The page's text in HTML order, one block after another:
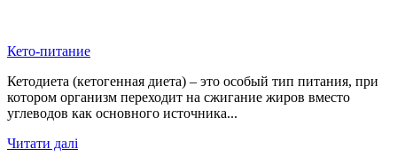
Кето-питание
Кетодиета (кетогенная диета) – это особый тип питания, при
котором организм переходит на сжигание жиров вместо
углеводов как основного источника...
Читати далі